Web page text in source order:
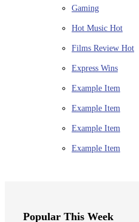
Gaming
Hot Music Hot
Films Review Hot
Express Wins
Example Item
Example Item
Example Item
Example Item
Popular This Week